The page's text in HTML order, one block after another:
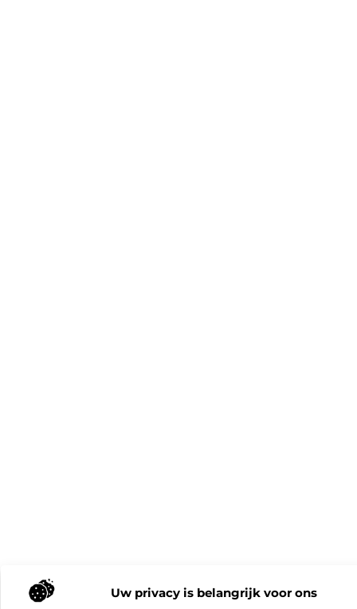
Uw privacy is belangrijk voor ons